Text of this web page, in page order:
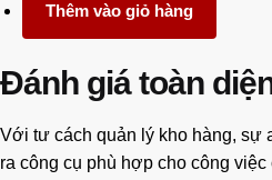
Thêm vào giỏ hàng
Đánh giá toàn
Với tư cách quản lý kho hàng, sự
ra công cụ phù hợp cho công